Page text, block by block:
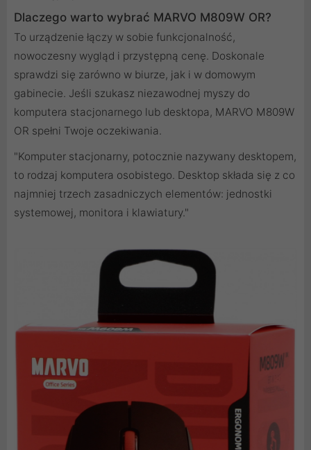
Dlaczego warto wybrać MARVO M809W OR?
To urządzenie łączy w sobie funkcjonalność,
nowoczesny wygląd i przystępną cenę. Doskonale
sprawdzi się zarówno w biurze, jak i w domowym
gabinecie. Jeśli szukasz niezawodnej myszy do
komputera stacjonarnego lub desktopa, MARVO M809W
OR spełni Twoje oczekiwania.
"Komputer stacjonarny, potocznie nazywany desktopem,
to rodzaj komputera osobistego. Desktop składa się z co
najmniej trzech zasadniczych elementów: jednostki
systemowej, monitora i klawiatury."